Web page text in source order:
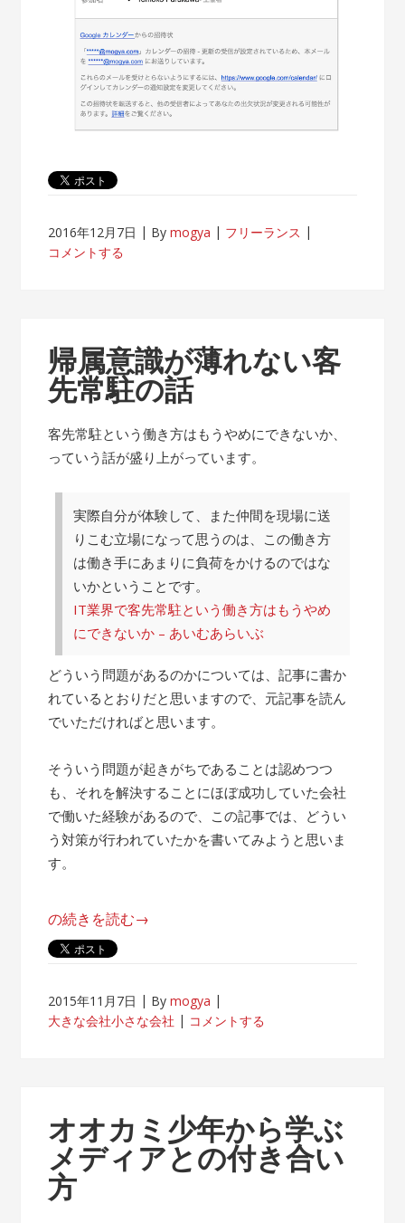
2016年12月7日 Bymogya
フリーランス
コメントする
帰属意識が薄れない客
先常駐の話
客先常駐という働き方はもうやめにできないか、
っていう話が盛り上がっています。
実際自分が体験して、また仲間を現場に送
りこむ立場になって思うのは、この働き方
は働き手にあまりに負荷をかけるのではな
いかということです。
IT業界で客先常駐という働き方はもうやめ
にできないか – あいむあらいぶ
どういう問題があるのかについては、記事に書か
れているとおりだと思いますので、元記事を読ん
でいただければと思います。
そういう問題が起きがちであることは認めつつ
も、それを解決することにほぼ成功していた会社
で働いた経験があるので、この記事では、どうい
う対策が行われていたかを書いてみようと思いま
す。
“帰
属
が
客
先
常
駐
の続きを読む→
2015年11月7日 Bymogya
大きな会社小さな会社
コメントする
オオカミ少年から学ぶ
メディアとの付き合い
方